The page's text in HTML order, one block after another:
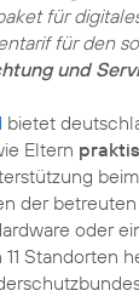
für
für den
und
bietet
Eltern
der
oder
Standorten